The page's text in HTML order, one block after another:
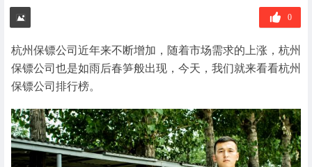
0
杭州保镖公司近年来不断增加，随着市场需求的上涨，杭州
保镖公司也是如雨后春笋般出现，今天，我们就来看看杭州
保镖公司排行榜。